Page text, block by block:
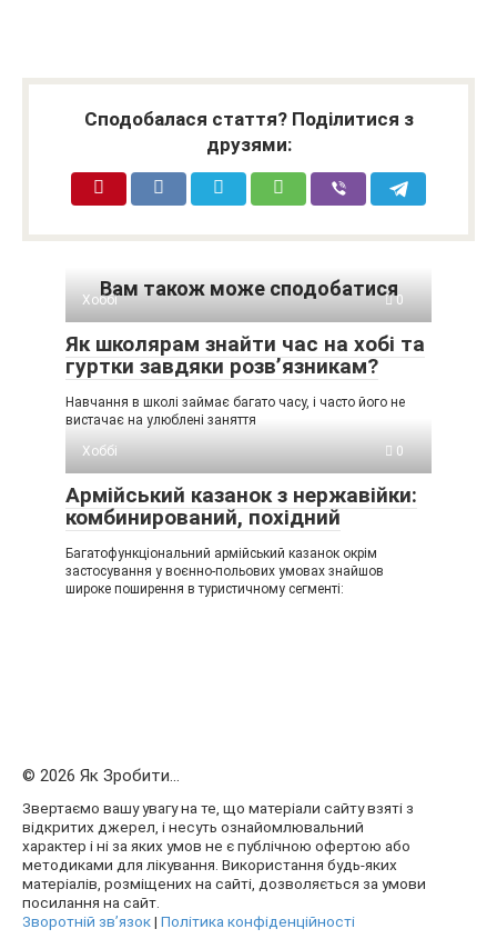
Сподобалася стаття? Поділитися з
друзями:
Вам також може сподобатися
Хоббі 0
Як школярам знайти час на хобі та
гуртки завдяки розв’язникам?
Навчання в школі займає багато часу, і часто його не
вистачає на улюблені заняття
Хоббі
0
Армійський казанок з нержавійки:
комбинирований, похідний
Багатофункціональний армійський казанок окрім
застосування у воєнно-польових умовах знайшов
широке поширення в туристичному сегменті:
© 2026 Як Зробити...
Звертаємо вашу увагу на те, що матеріали сайту взяті з
відкритих джерел, і несуть ознайомлювальний
характер і ні за яких умов не є публічною офертою або
методиками для лікування. Використання будь-яких
матеріалів, розміщених на сайті, дозволяється за умови
посилання на сайт.
Зворотній зв’язок| Політика конфіденційності